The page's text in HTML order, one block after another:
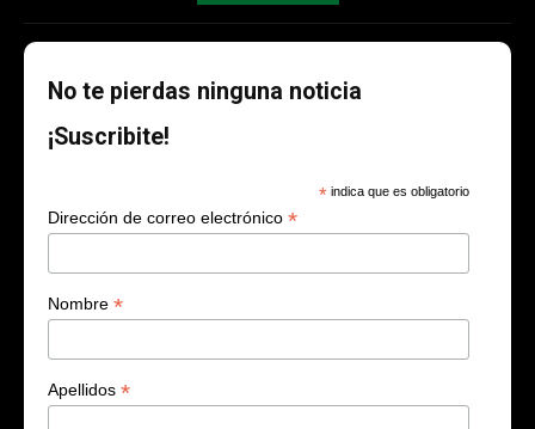
No te pierdas ninguna noticia
¡Suscribite!
* indica que es obligatorio
Dirección de correo electrónico *
Nombre *
Apellidos *